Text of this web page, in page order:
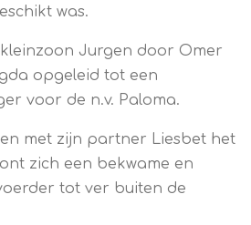
was.
Jurgen door Omer
opgeleid tot een
voor de n.v. Paloma.
met zijn partner Liesbet het
zich een bekwame en
tot ver buiten de